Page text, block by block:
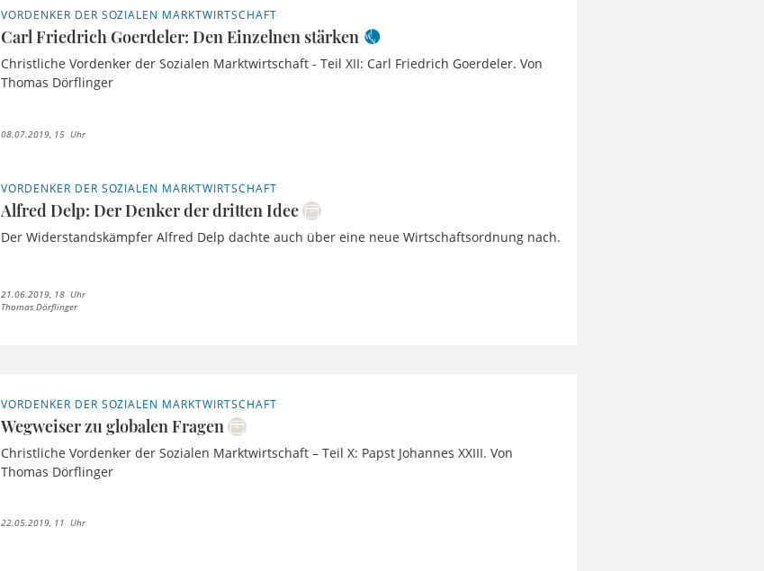
VORDENKER DER SOZIALEN MARKTWIRTSCHAFT
Carl Friedrich Goerdeler: Den Einzelnen stärken
Christliche Vordenker der Sozialen Marktwirtschaft - Teil XII: Carl Friedrich Goerdeler. Von
Thomas Dörflinger
08.07.2019, 15 Uhr
VORDENKER DER SOZIALEN MARKTWIRTSCHAFT
Alfred Delp: Der Denker der dritten Idee
Der Widerstandskämpfer Alfred Delp dachte auch über eine neue Wirtschaftsordnung nach.
21.06.2019, 18 Uhr
Thomas Dörflinger
VORDENKER DER SOZIALEN MARKTWIRTSCHAFT
Wegweiser zu globalen Fragen
Christliche Vordenker der Sozialen Marktwirtschaft – Teil X: Papst Johannes XXIII. Von
Thomas Dörflinger
22.05.2019, 11 Uhr